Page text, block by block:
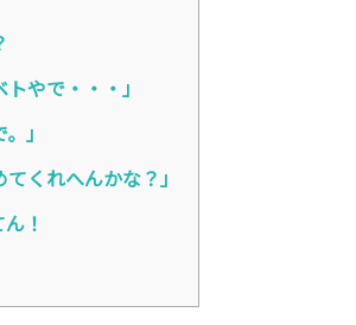
やで・・・」
」
くれへんかな？」
！